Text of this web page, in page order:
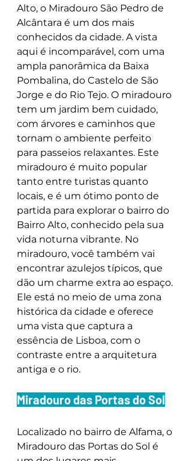
Alto, o Miradouro São Pedro de
Alcântara é um dos mais
conhecidos da cidade. A vista
aqui é incomparável, com uma
ampla panorâmica da Baixa
Pombalina, do Castelo de São
Jorge e do Rio Tejo. O miradouro
tem um jardim bem cuidado,
com árvores e caminhos que
tornam o ambiente perfeito
para passeios relaxantes. Este
miradouro é muito popular
tanto entre turistas quanto
locais, e é um ótimo ponto de
partida para explorar o bairro do
Bairro Alto, conhecido pela sua
vida noturna vibrante. No
miradouro, você também vai
encontrar azulejos típicos, que
dão um charme extra ao espaço.
Ele está no meio de uma zona
histórica da cidade e oferece
uma vista que captura a
essência de Lisboa, com o
contraste entre a arquitetura
antiga e o rio.
Miradouro das Portas do Sol
Localizado no bairro de Alfama, o
Miradouro das Portas do Sol é